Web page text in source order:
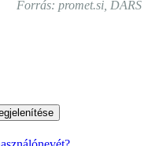
Forrás: promet.si, DARS